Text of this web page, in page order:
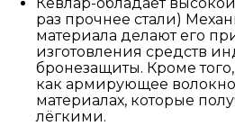
раз прочнее стали)
материала делают его
изготовления средств
бронезащиты. Кроме
как армирующее
материалах, которые
лёгкими.